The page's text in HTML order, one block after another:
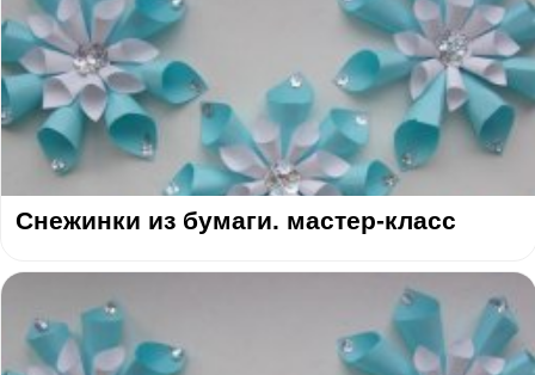
Снежинки из бумаги. мастер-класс